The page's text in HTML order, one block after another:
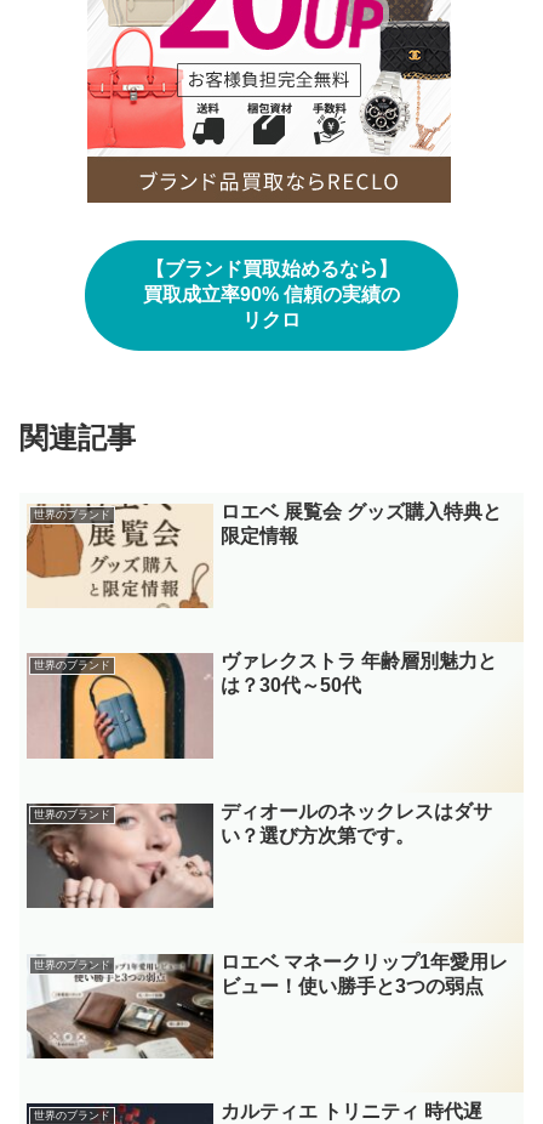
【ブランド買取始めるなら】
買取成立率90% 信頼の実績の
リクロ
関連記事
世界のブランド
ロエベ 展覧会 グッズ購入特典と
限定情報
世界のブランド
ヴァレクストラ 年齢層別魅力と
は？30代～50代
世界のブランド
ディオールのネックレスはダサ
い？選び方次第です。
世界のブランド
ロエベ マネークリップ1年愛用レ
ビュー！使い勝手と3つの弱点
世界のブランド
カルティエ トリニティ 時代遅